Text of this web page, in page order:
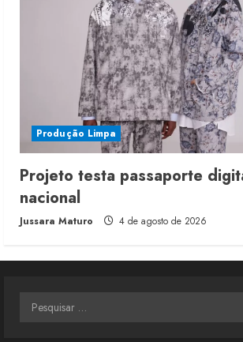
Produção Limpa
Projeto testa passaporte
nacional
Jussara Maturo 4 de agosto de 2026
Pesquisar